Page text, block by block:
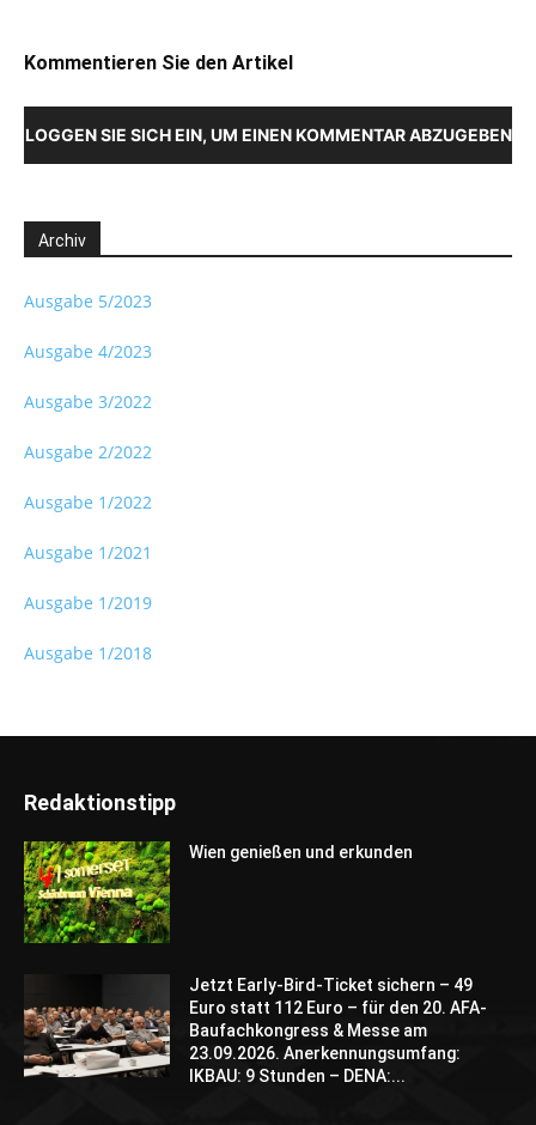
Kommentieren Sie den Artikel
LOGGEN SIE SICH EIN, UM EINEN KOMMENTAR ABZUGEBEN
Archiv
Ausgabe 5/2023
Ausgabe 4/2023
Ausgabe 3/2022
Ausgabe 2/2022
Ausgabe 1/2022
Ausgabe 1/2021
Ausgabe 1/2019
Ausgabe 1/2018
Redaktionstipp
Wien genießen und erkunden
Jetzt Early-Bird-Ticket sichern – 49
Euro statt 112 Euro – für den 20. AFA-
Baufachkongress & Messe am
23.09.2026. Anerkennungsumfang:
IKBAU: 9 Stunden – DENA:...